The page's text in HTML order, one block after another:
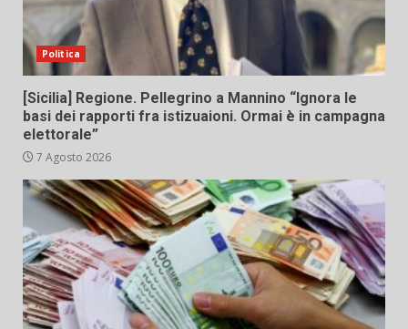
Politica
[Sicilia] Regione. Pellegrino a Mannino “Ignora le
basi dei rapporti fra istizuaioni. Ormai è in campagna
elettorale”
7 Agosto 2026